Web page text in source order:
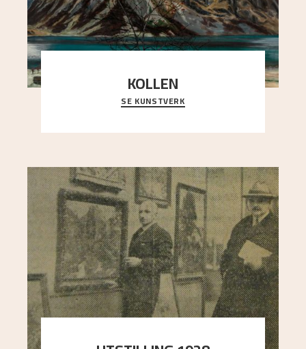
KOLLEN
Et ruvende fjell dominerer bildeflaten, og står i
sterk kontrast til det spinkle rognetreet ute
SE KUNSTVERK